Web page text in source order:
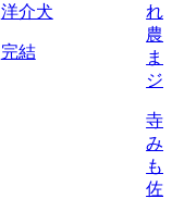
洋介犬
完結
れ
農
ま
ジ
寺
み
も
佐